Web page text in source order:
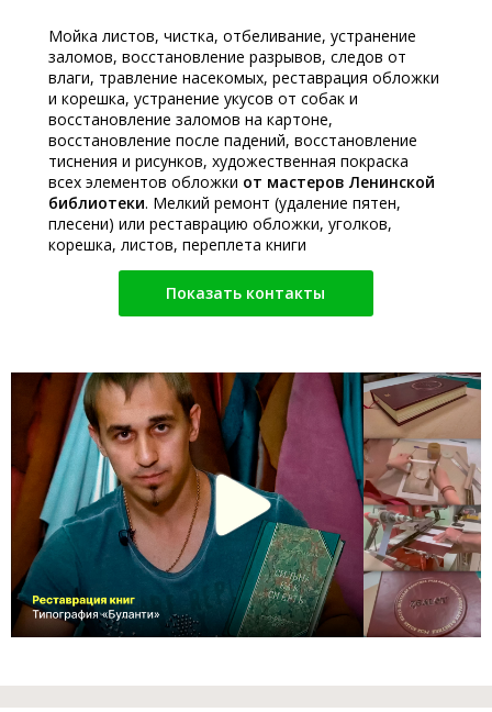
Мойка листов, чистка, отбеливание, устранение
заломов, восстановление разрывов, следов от
влаги, травление насекомых, реставрация обложки
и корешка, устранение укусов от собак и
восстановление заломов на картоне,
восстановление после падений, восстановление
тиснения и рисунков, художественная покраска
всех элементов обложки от мастеров Ленинской
библиотеки. Мелкий ремонт (удаление пятен,
плесени) или реставрацию обложки, уголков,
корешка, листов, переплета книги
Показать контакты